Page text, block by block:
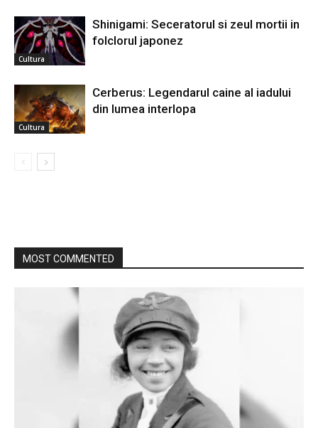
Cultura
Shinigami: Seceratorul si zeul mortii in
folclorul japonez
Cultura
Cerberus: Legendarul caine al iadului
din lumea interlopa
MOST COMMENTED